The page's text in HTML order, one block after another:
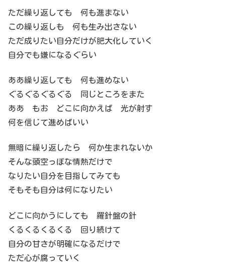
ただ繰り返しても 何も進まない
この繰り返しも 何も生み出さない
ただ成りたい自分だけが肥大化していく
自分でも嫌になるぐらい
ああ繰り返しても 何も進めない
ぐるぐるぐるぐる 同じところをまた
ああ もお どこに向かえば 光が射す
何を信じて進めばいい
無暗に繰り返したら 何か生まれないか
そんな頭空っぽな情熱だけで
なりたい自分を目指してみても
そもそも自分は何になりたい
どこに向かうにしても 羅針盤の針
くるくるくるくる 回り続けて
自分の甘さが明確になるだけで
ただ心が腐っていく